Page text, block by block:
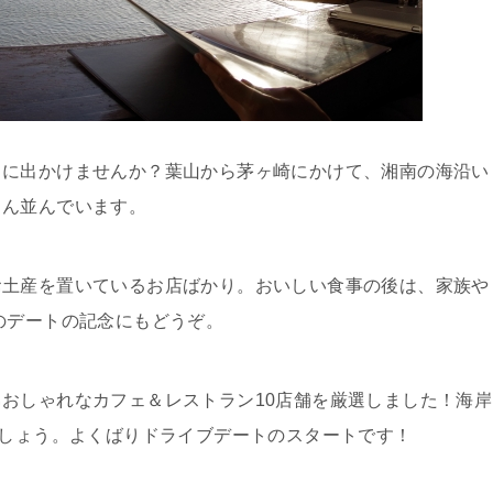
出かけませんか？葉山から茅ヶ崎にかけて、湘南の海沿い
並んでいます。
産を置いているお店ばかり。おいしい食事の後は、家族や
ートの記念にもどうぞ。
しゃれなカフェ＆レストラン10店舗を厳選しました！海岸
う。よくばりドライブデートのスタートです！